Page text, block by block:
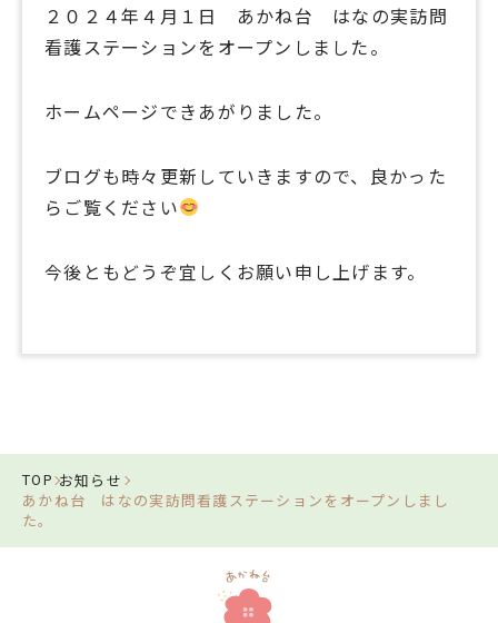
２０２４年４月１日 あかね台 はなの実訪問
看護ステーションをオープンしました。
ホームページできあがりました。
ブログも時々更新していきますので、良かった
らご覧ください
今後ともどうぞ宜しくお願い申し上げます。
TOP お知らせ
あかね台 はなの実訪問看護ステーションをオープンしまし
た。